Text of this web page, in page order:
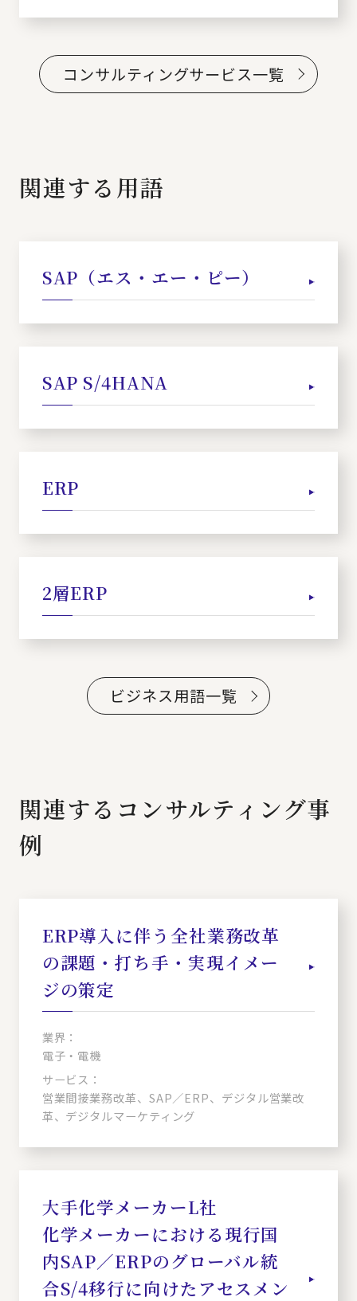
コンサルティングサービス一覧
関連する用語
SAP（エス・エー・ピー）
SAP S/4HANA
ERP
2層ERP
ビジネス用語一覧
関連するコンサルティング事
例
ERP導入に伴う全社業務改革
の課題・打ち手・実現イメー
ジの策定
業界：
電子・電機
サービス：
営業間接業務改革、SAP／ERP、デジタル営業改
革、デジタルマーケティング
大手化学メーカーL社
化学メーカーにおける現行国
内SAP／ERPのグローバル統
合S/4移行に向けたアセスメン